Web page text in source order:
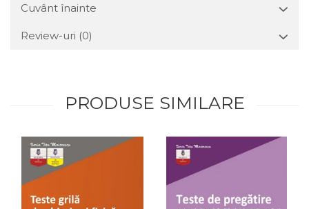
Cuvânt înainte
Review-uri (0)
PRODUSE SIMILARE